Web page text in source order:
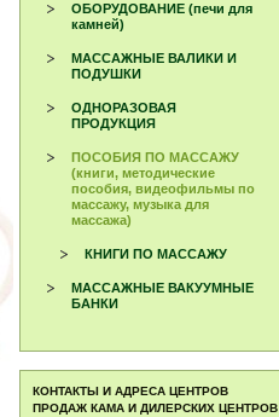
ОБОРУДОВАНИЕ (печи для
камней)
МАССАЖНЫЕ ВАЛИКИ И
ПОДУШКИ
ОДНОРАЗОВАЯ
ПРОДУКЦИЯ
ПОСОБИЯ ПО МАССАЖУ
(книги, методические
пособия, видеофильмы по
массажу, музыка для
массажа)
КНИГИ ПО МАССАЖУ
МАССАЖНЫЕ ВАКУУМНЫЕ
БАНКИ
КОНТАКТЫ И АДРЕСА ЦЕНТРОВ
ПРОДАЖ КАМА И ДИЛЕРСКИХ ЦЕНТРОВ